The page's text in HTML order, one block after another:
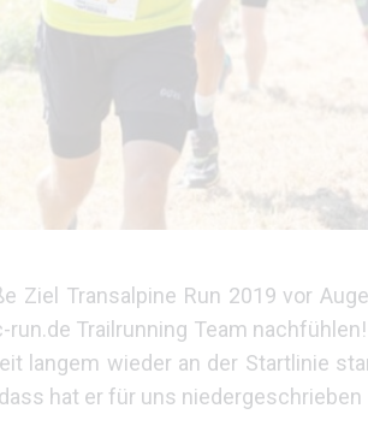
Ziel Transalpine Run 2019 vor
run.de Trailrunning Team
langem wieder an der Startlinie
hat er für uns niedergeschrieben